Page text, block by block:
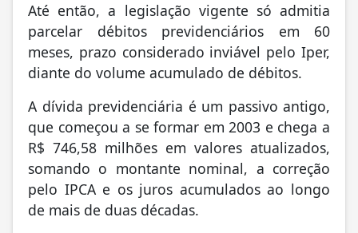
Até então, a legislação vigente só admitia
parcelar débitos previdenciários em 60
meses, prazo considerado inviável pelo Iper,
diante do volume acumulado de débitos.
A dívida previdenciária é um passivo antigo,
que começou a se formar em 2003 e chega a
R$ 746,58 milhões em valores atualizados,
somando o montante nominal, a correção
pelo IPCA e os juros acumulados ao longo
de mais de duas décadas.